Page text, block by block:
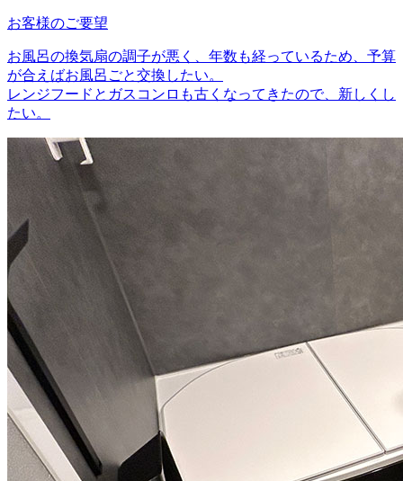
お客様のご要望
お風呂の換気扇の調子が悪く、年数も経っているため、予算
が合えばお風呂ごと交換したい。
レンジフードとガスコンロも古くなってきたので、新しくし
たい。